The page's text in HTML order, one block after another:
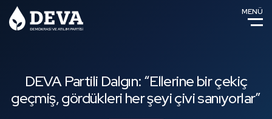
MENÜ
DEVA Partili Dalgın: “Ellerine bir çekiç
geçmiş, gördükleri her şeyi çivi sanıyorlar”